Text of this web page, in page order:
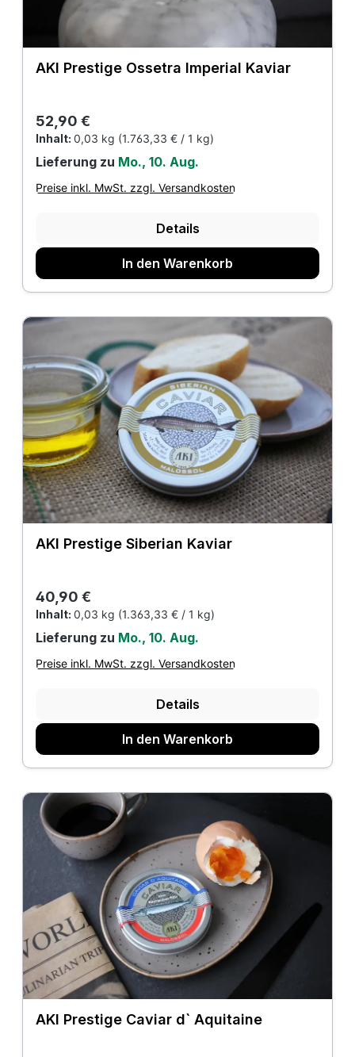
AKI Prestige Ossetra Imperial Kaviar
Regulärer Preis:
52,90 €
Inhalt: 0,03 kg (1.763,33 € / 1 kg)
Lieferung zu Mo., 10. Aug.
Preise inkl. MwSt. zzgl. Versandkosten
Details
In den Warenkorb
AKI Prestige Siberian Kaviar
Regulärer Preis:
40,90 €
Inhalt: 0,03 kg (1.363,33 € / 1 kg)
Lieferung zu Mo., 10. Aug.
Preise inkl. MwSt. zzgl. Versandkosten
Details
In den Warenkorb
AKI Prestige Caviar d` Aquitaine